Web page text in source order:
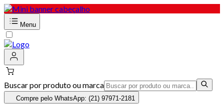
Menu
Buscar por produto ou marca
Compre pelo WhatsApp: (21) 97971-2181